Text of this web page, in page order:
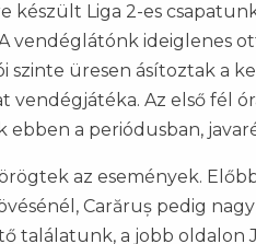
készült Liga 2-es
vendéglátónk ideiglenes
üresen ásítoztak a
vendégjátéka. Az első fél
a periódusban,
az események.
Carăruș pedig
találatunk, a jobb oldalon